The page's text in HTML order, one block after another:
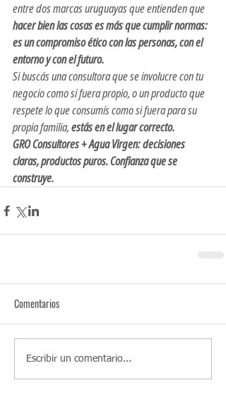
entre dos marcas uruguayas que entienden que
hacer bien las cosas es más que cumplir normas:
es un compromiso ético con las personas, con el
entorno y con el futuro.
Si buscás una consultora que se involucre con tu
negocio como si fuera propio, o un producto que
respete lo que consumís como si fuera para su
propia familia, estás en el lugar correcto.
GRO Consultores + Agua Virgen: decisiones
claras, productos puros. Confianza que se
construye.
Comentarios
Escribir un comentario...